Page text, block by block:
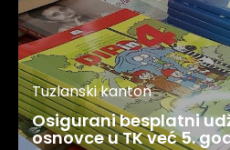
Tuzlanski kanton
Osigurani besplatni
osnovce u TK već 5.